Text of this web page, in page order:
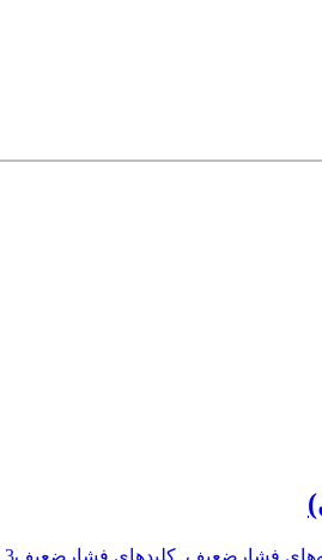
فشارضعیف, کلید‌های فشارضعیف3 دیدگاه